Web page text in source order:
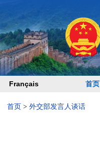
Français 首页
首页 > 外交部发言人谈话